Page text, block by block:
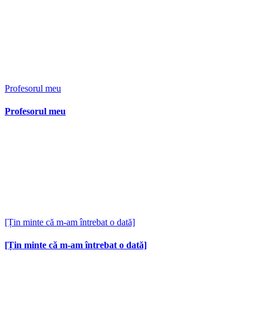
Profesorul meu
Profesorul meu
[Țin minte că m-am întrebat o dată]
[Țin minte că m-am întrebat o dată]